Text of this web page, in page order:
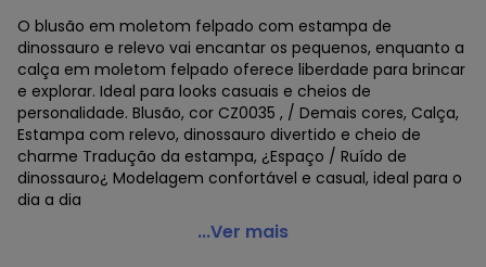
O blusão em moletom felpado com estampa de
dinossauro e relevo vai encantar os pequenos, enquanto a
calça em moletom felpado oferece liberdade para brincar
e explorar. Ideal para looks casuais e cheios de
personalidade. Blusão, cor CZ0035 , / Demais cores, Calça,
Estampa com relevo, dinossauro divertido e cheio de
charme Tradução da estampa, ¿Espaço / Ruído de
dinossauro¿ Modelagem confortável e casual, ideal para o
dia a dia
Marlan - Conjunto Blusão e Calça em Moletom Amarelo
...Ver mais